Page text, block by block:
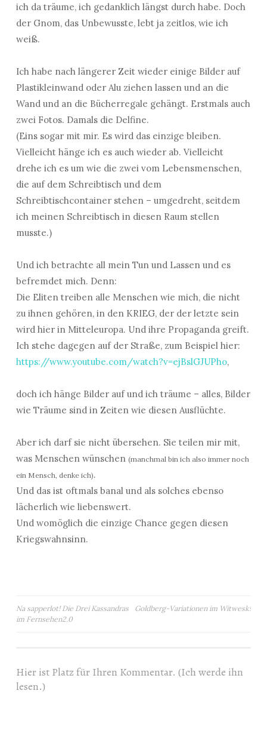
ich da träume, ich gedanklich längst durch habe. Doch
der Gnom, das Unbewusste, lebt ja zeitlos, wie ich
weiß.
Ich habe nach längerer Zeit wieder einige Bilder auf
Plastikleinwand oder Alu ziehen lassen und an die
Wand und an die Bücherregale gehängt. Erstmals auch
zwei Fotos. Damals die Delfine.
(Eins sogar mit mir. Es wird das einzige bleiben.
Vielleicht hänge ich es auch wieder ab. Vielleicht
drehe ich es um wie die zwei vom Lebensmenschen,
die auf dem Schreibtisch und dem
Schreibtischcontainer stehen – umgedreht, seitdem
ich meinen Schreibtisch in diesen Raum stellen
musste.)
Und ich betrachte all mein Tun und Lassen und es
befremdet mich. Denn:
Die Eliten treiben alle Menschen wie mich, die nicht
zu ihnen gehören, in den KRIEG, der der letzte sein
wird hier in Mitteleuropa. Und ihre Propaganda greift.
Ich stehe dagegen auf der Straße, zum Beispiel hier:
https://www.youtube.com/watch?v=ejBslGJUPho,
doch ich hänge Bilder auf und ich träume – alles, Bilder
wie Träume sind in Zeiten wie diesen Ausflüchte.
Aber ich darf sie nicht übersehen. Sie teilen mir mit,
was Menschen wünschen (manchmal bin ich also immer noch
ein Mensch, denke ich).
Und das ist oftmals banal und als solches ebenso
lächerlich wie liebenswert.
Und womöglich die einzige Chance gegen diesen
Kriegswahnsinn.
Beitragsnavigation
Na sapperlot! Die Drei Kassandras
im Fernsehen2.0
Goldberg-Variationen im Witwesk!
Hier ist Platz für Ihren Kommentar. (Ich werde ihn
lesen.)